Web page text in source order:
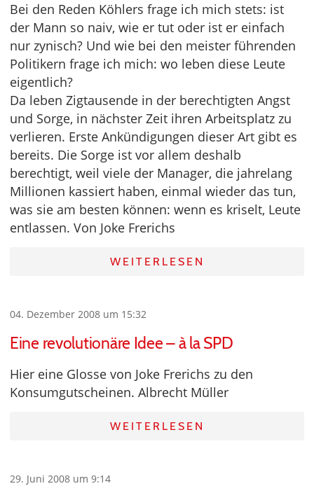
Bei den Reden Köhlers frage ich mich stets: ist
der Mann so naiv, wie er tut oder ist er einfach
nur zynisch? Und wie bei den meister führenden
Politikern frage ich mich: wo leben diese Leute
eigentlich?
Da leben Zigtausende in der berechtigten Angst
und Sorge, in nächster Zeit ihren Arbeitsplatz zu
verlieren. Erste Ankündigungen dieser Art gibt es
bereits. Die Sorge ist vor allem deshalb
berechtigt, weil viele der Manager, die jahrelang
Millionen kassiert haben, einmal wieder das tun,
was sie am besten können: wenn es kriselt, Leute
entlassen. Von Joke Frerichs
WEITERLESEN
04. Dezember 2008 um 15:32
Eine revolutionäre Idee – à la SPD
Hier eine Glosse von Joke Frerichs zu den
Konsumgutscheinen. Albrecht Müller
WEITERLESEN
29. Juni 2008 um 9:14